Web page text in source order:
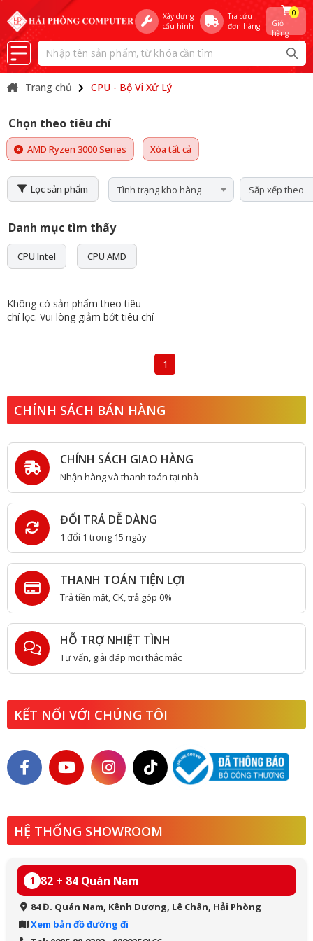
Xây dựng
cấu hình
Tra cứu
đơn hàng
Giỏ
hàng
0
Trang chủ CPU - Bộ Vi Xử Lý
Chọn theo tiêu chí
AMD Ryzen 3000 Series Xóa tất cả
Lọc sản phẩm Tình trạng kho hàng Sắp xếp theo
Danh mục tìm thấy
CPU Intel CPU AMD
Không có sản phẩm theo tiêu
chí lọc. Vui lòng giảm bớt tiêu chí
1
CHÍNH SÁCH BÁN HÀNG
CHÍNH SÁCH GIAO HÀNG
Nhận hàng và thanh toán tại nhà
ĐỔI TRẢ DỄ DÀNG
1 đổi 1 trong 15 ngày
THANH TOÁN TIỆN LỢI
Trả tiền mặt, CK, trả góp 0%
HỖ TRỢ NHIỆT TÌNH
Tư vấn, giải đáp mọi thắc mắc
KẾT NỐI VỚI CHÚNG TÔI
HỆ THỐNG SHOWROOM
1 82 + 84 Quán Nam
84 Đ. Quán Nam, Kênh Dương, Lê Chân, Hải Phòng
Xem bản đồ đường đi